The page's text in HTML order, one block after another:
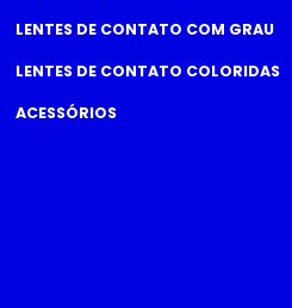
LENTES DE CONTATO COM GRAU
LENTES DE CONTATO COLORIDAS
ACESSÓRIOS